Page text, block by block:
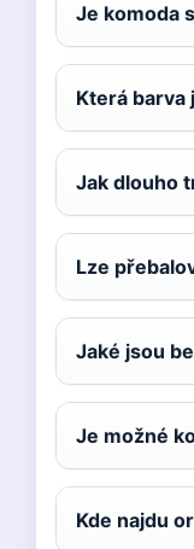
Je komoda
Která barva
Jak dlouho
Lze
Jaké jsou
Je možné
Kde najdu